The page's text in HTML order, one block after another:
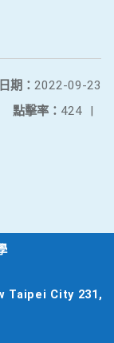
期： 2022-09-23
點擊率： 424 |
Taipei City 231,